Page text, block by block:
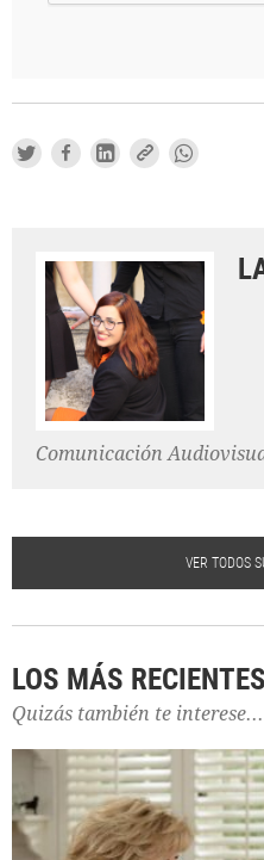
Comunicación
VER TODOS
LOS MÁS RECIENTES
Quizás también te interese...